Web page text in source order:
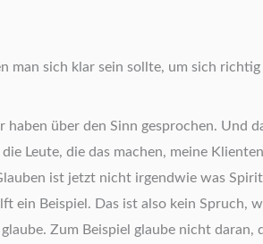
sich klar sein sollte, um sich
über den Sinn gesprochen. Und
Leute, die das machen, meine
ist jetzt nicht irgendwie was
ein Beispiel. Das ist also kein Spruch,
Zum Beispiel glaube nicht daran,